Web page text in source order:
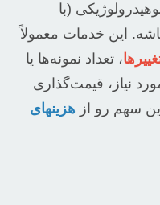
(با
این خدمات معمولاً
، تعداد نمونه‌ها یا
نیاز، قیمت‌گذاری
سهم رو از هزینهای